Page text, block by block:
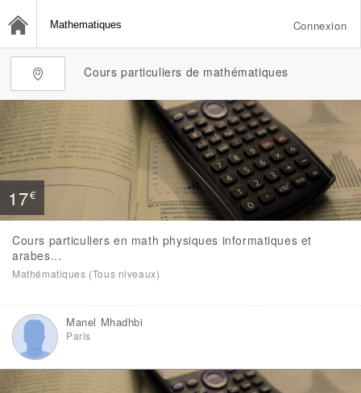
Connexion
Cours particuliers de mathématiques
17€
Cours particuliers en math physiques informatiques et
arabes...
Mathématiques (Tous niveaux)
Manel Mhadhbi
Paris